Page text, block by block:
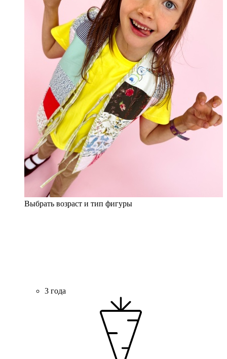
Выбрать возраст и тип фигуры
3 года